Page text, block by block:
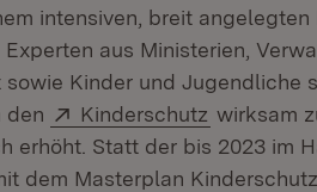
intensiven, breit
aus Ministerien,
Kinder und Jugendliche
den
Extern:
Kinderschutz (Öffnet in
wirksam
erhöht. Statt der bis 2023 im
dem Masterplan